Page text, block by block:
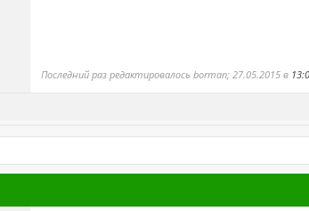
Последний раз редактировалось borman; 27.05.2015 в